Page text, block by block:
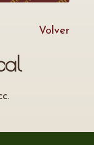
Volver